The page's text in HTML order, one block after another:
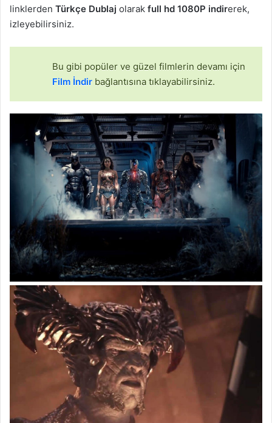
linklerden Türkçe Dublaj olarak full hd 1080P indirerek,
izleyebilirsiniz.
Bu gibi popüler ve güzel filmlerin devamı için
Film İndir bağlantısına tıklayabilirsiniz.